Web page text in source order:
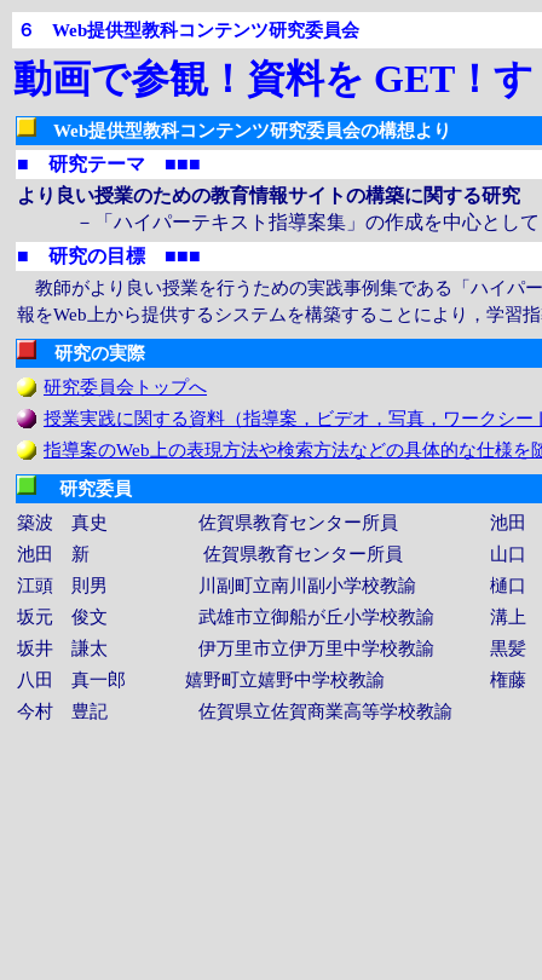
６ Web提供型教科コンテンツ研究委員会
動画で参観！資料を GET！
Web提供型教科コンテンツ研究委員会の構想より
■ 研究テーマ ■■■
より良い授業のための教育情報サイトの構築に関する研究
－「ハイパーテキスト指導案集」の作成を中心として
■ 研究の目標 ■■■
教師がより良い授業を行うための実践事例集である「ハイパ
報をWeb上から提供するシステムを構築することにより，学習
研究の実際
研究委員会トップへ
授業実践に関する資料（指導案，ビデオ，写真，ワークシ
指導案のWeb上の表現方法や検索方法などの具体的な仕様を
研究委員
築波 真史 佐賀県教育センター所員
池田
池田 新 佐賀県教育センター所員
山口
江頭 則男 川副町立南川副小学校教諭
樋口
坂元 俊文 武雄市立御船が丘小学校教諭
溝上
坂井 謙太 伊万里市立伊万里中学校教諭
黒髪
八田 真一郎 嬉野町立嬉野中学校教諭
権藤
今村 豊記 佐賀県立佐賀商業高等学校教諭